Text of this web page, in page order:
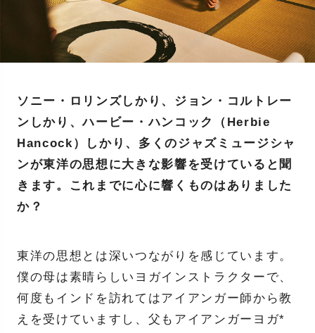
ソニー・ロリンズしかり、ジョン・コルトレー
ンしかり、ハービー・ハンコック（Herbie
Hancock）しかり、多くのジャズミュージシャ
ンが東洋の思想に大きな影響を受けていると聞
きます。これまでに心に響くものはありました
か？
東洋の思想とは深いつながりを感じています。
僕の母は素晴らしいヨガインストラクターで、
何度もインドを訪れてはアイアンガー師から教
えを受けていますし、父もアイアンガーヨガ*